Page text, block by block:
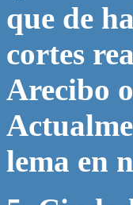
que de
cortes
Arecibo
lema en